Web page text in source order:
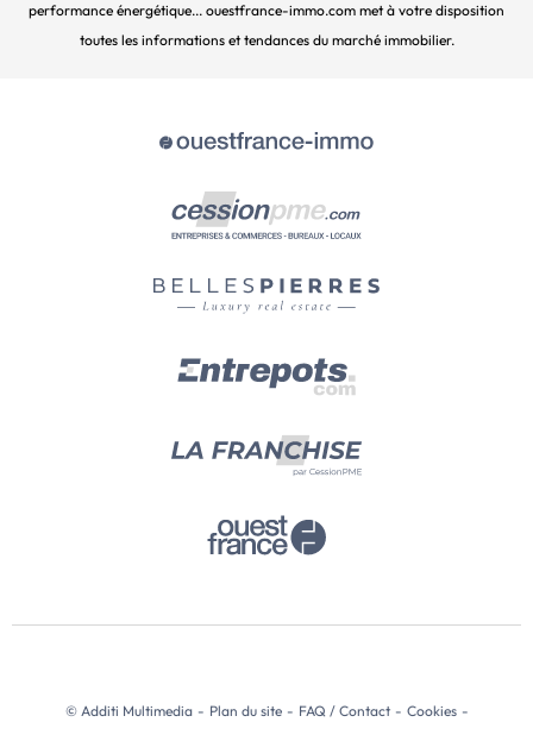
performance énergétique... ouestfrance-immo.com met à votre disposition
toutes les informations et tendances du marché immobilier.
© Additi Multimedia - Plan du site - FAQ / Contact - Cookies -